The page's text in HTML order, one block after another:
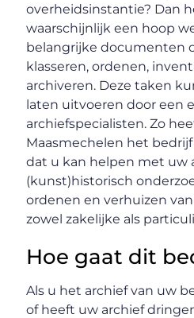
overheidsinstantie? Dan
waarschijnlijk een hoop
belangrijke documenten
klasseren, ordenen,
archiveren. Deze taken
laten uitvoeren door een
archiefspecialisten. Zo
Maasmechelen het bedrijf
dat u kan helpen met uw
(kunst)historisch
ordenen en verhuizen
zowel zakelijke als
Hoe gaat dit
Als u het archief van uw
of heeft uw archief